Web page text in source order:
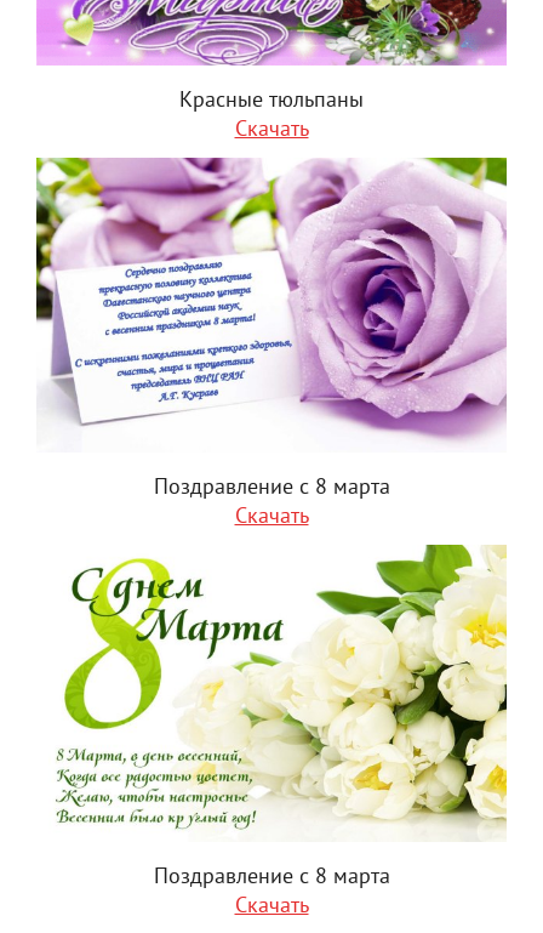
Красные тюльпаны
Скачать
Поздравление с 8 марта
Скачать
Поздравление с 8 марта
Скачать